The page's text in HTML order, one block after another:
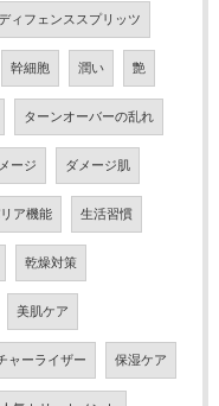
ィフェンススプリッツ
幹細胞 潤い 艶
ターンオーバーの乱れ
ージ ダメージ肌
ア機能 生活習慣
乾燥対策
美肌ケア
ャーライザー 保湿ケア